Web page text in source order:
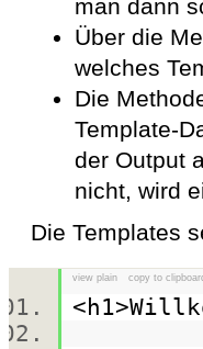
man dann
Über die
welches
Die
Template-
der Output
nicht, wird
Die Templates
view plain copy to